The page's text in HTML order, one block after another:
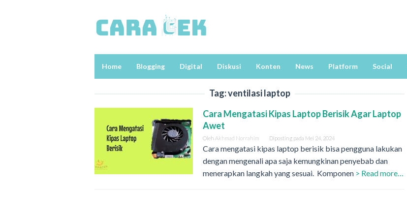
Home Blogging Digital Diskusi Konten News Platform Social
Tag:ventilasi laptop
Cara Mengatasi Kipas Laptop Berisik Agar Laptop
Awet
Oleh Akhmad Norrahim Diposting pada Mei 24, 2024
Cara mengatasi kipas laptop berisik bisa pengguna lakukan
dengan mengenali apa saja kemungkinan penyebab dan
menerapkan langkah yang sesuai. Komponen > Read more…